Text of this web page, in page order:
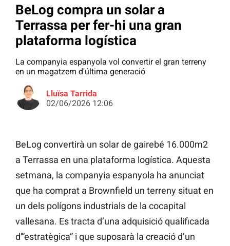
BeLog compra un solar a
Terrassa per fer-hi una gran
plataforma logística
La companyia espanyola vol convertir el gran terreny
en un magatzem d'última generació
Lluïsa Tarrida
02/06/2026 12:06
BeLog convertirà un solar de gairebé 16.000m2
a Terrassa en una plataforma logística. Aquesta
setmana, la companyia espanyola ha anunciat
que ha comprat a Brownfield un terreny situat en
un dels polígons industrials de la cocapital
vallesana. Es tracta d’una adquisició qualificada
d'”estratègica” i que suposarà la creació d’un